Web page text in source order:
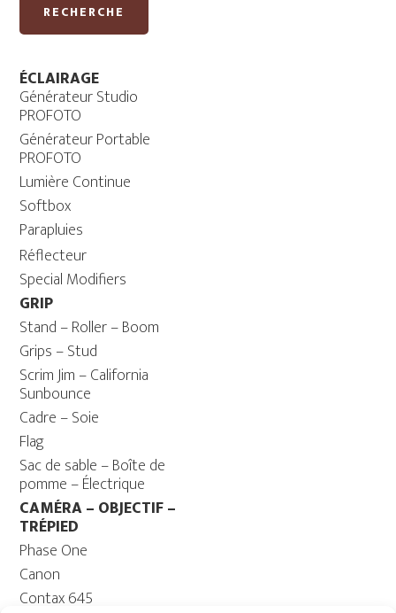
RECHERCHE
ÉCLAIRAGE
Générateur Studio
PROFOTO
Générateur Portable
PROFOTO
Lumière Continue
Softbox
Parapluies
Réflecteur
Special Modifiers
GRIP
Stand – Roller – Boom
Grips – Stud
Scrim Jim – California
Sunbounce
Cadre – Soie
Flag
Sac de sable – Boîte de
pomme – Électrique
CAMÉRA – OBJECTIF –
TRÉPIED
Phase One
Canon
Contax 645